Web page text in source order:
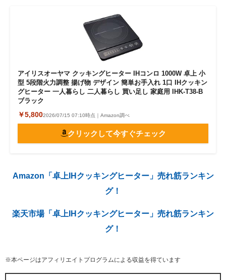
アイリスオーヤマ クッキングヒーター IHコンロ 1000W 卓上 小
型 5段階火力調整 揚げ物 デザイン 簡単お手入れ 1口 IHクッキン
グヒーター 一人暮らし 二人暮らし 買い足し 家庭用 IHK-T38-B
ブラック
￥5,8002026/07/15 07:10時点｜Amazon調べ
クリックして今すぐチェック
Amazon「卓上IHクッキングヒーター」売れ筋ランキン
グ！
楽天市場「卓上IHクッキングヒーター」売れ筋ランキン
グ！
※本ページはアフィリエイトプログラムによる収益を得ています